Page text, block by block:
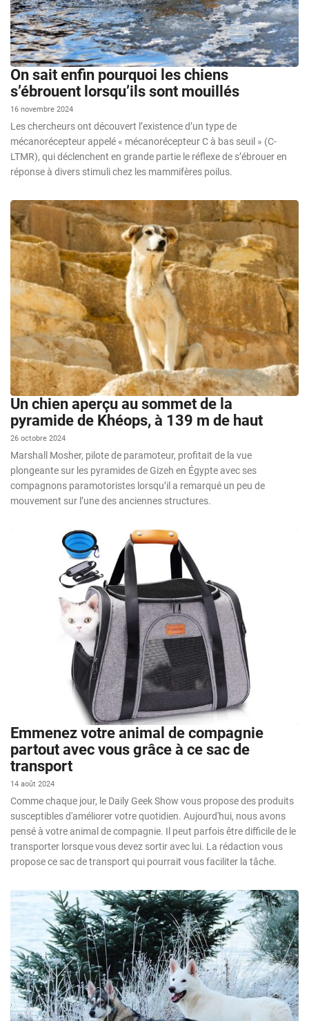
On sait enfin pourquoi les chiens
s’ébrouent lorsqu’ils sont mouillés
16 novembre 2024
Les chercheurs ont découvert l’existence d’un type de
mécanorécepteur appelé « mécanorécepteur C à bas seuil » (C-
LTMR), qui déclenchent en grande partie le réflexe de s’ébrouer en
réponse à divers stimuli chez les mammifères poilus.
Un chien aperçu au sommet de la
pyramide de Khéops, à 139 m de haut
26 octobre 2024
Marshall Mosher, pilote de paramoteur, profitait de la vue
plongeante sur les pyramides de Gizeh en Égypte avec ses
compagnons paramotoristes lorsqu’il a remarqué un peu de
mouvement sur l’une des anciennes structures.
Emmenez votre animal de compagnie
partout avec vous grâce à ce sac de
transport
14 août 2024
Comme chaque jour, le Daily Geek Show vous propose des produits
susceptibles d'améliorer votre quotidien. Aujourd'hui, nous avons
pensé à votre animal de compagnie. Il peut parfois être difficile de le
transporter lorsque vous devez sortir avec lui. La rédaction vous
propose ce sac de transport qui pourrait vous faciliter la tâche.